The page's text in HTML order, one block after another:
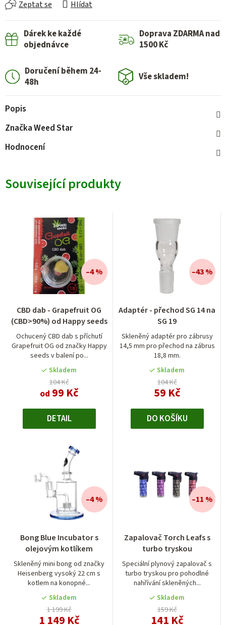
Zeptat se Hlídat
Dárek ke každé
objednávce
Doprava ZDARMA nad
1500 Kč
Doručení během 24-
48h
Vše skladem!
Popis
ZnačkaWeed Star
Hodnocení
Související produkty
CBD dab - Grapefruit OG
(CBD>90%) od Happy seeds
Ochucený CBD dab s příchutí
Grapefruit OG od značky Happy
seeds v balení po...
hodnocení
produktu
je
1,0
z
5
hvězdiček.
Skladem
104 Kč
od 99 Kč
–4 %
DETAIL
Adaptér - přechod SG 14 na
SG 19
Skleněný adaptér pro zábrusy
14,5 mm pro přechod na zábrus
18,8 mm.
Skladem
104 Kč
59 Kč
–43 %
DO KOŠÍKU
Bong Blue Incubator s
olejovým kotlíkem
Skleněný mini bong od značky
Heisenberg vysoký 22 cm s
kotlem na konopné...
Skladem
1 199 Kč
1 149 Kč
–4 %
Zapalovač Torch Leafs s
turbo tryskou
Speciální plynový zapalovač s
turbo tryskou pro pohodlné
nahřívání skleněných...
Skladem
159 Kč
141 Kč
–11 %